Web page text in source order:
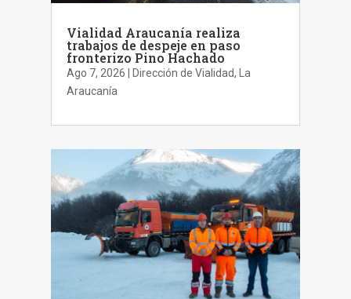
Vialidad Araucanía realiza
trabajos de despeje en paso
fronterizo Pino Hachado
Ago 7, 2026 Dirección de Vialidad,
La
Araucanía